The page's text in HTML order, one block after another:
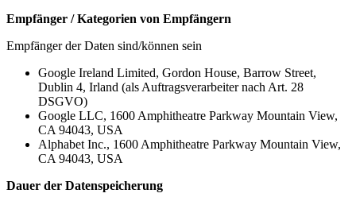
Empfänger / Kategorien von Empfängern
Empfänger der Daten sind/können sein
Google Ireland Limited, Gordon House, Barrow Street,
Dublin 4, Irland (als Auftragsverarbeiter nach Art. 28
DSGVO)
Google LLC, 1600 Amphitheatre Parkway Mountain View,
CA 94043, USA
Alphabet Inc., 1600 Amphitheatre Parkway Mountain View,
CA 94043, USA
Dauer der Datenspeicherung